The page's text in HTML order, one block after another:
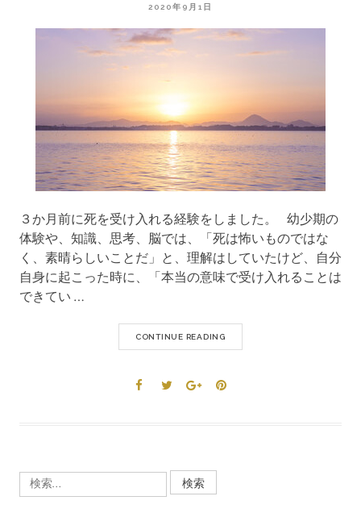
2020年9月1日
３か月前に死を受け入れる経験をしました。 幼少期の
体験や、知識、思考、脳では、「死は怖いものではな
く、素晴らしいことだ」と、理解はしていたけど、自分
自身に起こった時に、「本当の意味で受け入れることは
できてい …
CONTINUE READING
検
索: